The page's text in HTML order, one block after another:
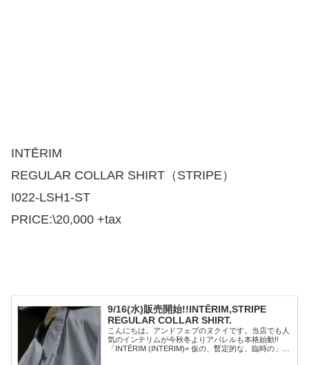
INTĒRIM
REGULAR COLLAR SHIRT（STRIPE）
I022-LSH1-ST
PRICE:\20,000 +tax
9/16(水)販売開始!!INTĒRIM,STRIPE
REGULAR COLLAR SHIRT.
こんにちは。アンドフェブのヌクイです。当店でも人
気のインテリムが今秋冬よりアパレルも本格始動!!
「INTĒRIM (INTERIM)= 仮の、暫定的な、臨時の」